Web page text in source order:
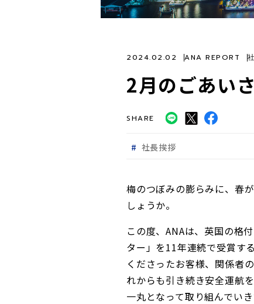
2月のごあい
2024.02.02 ANA REPORT
SHARE
社長挨拶
梅のつぼみの膨らみに、春
しょうか。
この度、ANAは、英国の格
ター」を11年連続で受賞す
くださったお客様、関係者
れからも引き続き安全運航
一丸となって取り組んでい